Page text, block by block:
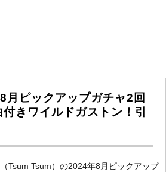
月ピックアップガチャ2回
きワイルドガストン！引
Tsum Tsum）の2024年8月ピックアップ